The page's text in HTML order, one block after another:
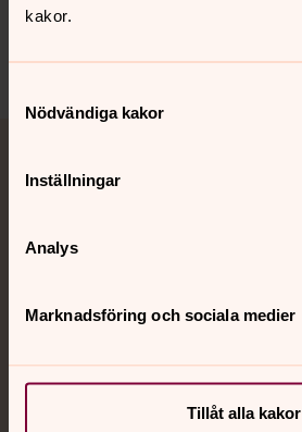
kakor.
Nödvändiga kakor
Inställningar
Analys
Marknadsföring och sociala medier
Tillåt alla kakor
Dela
Tillbaka till toppen
Tillbaka till innehållet
Jourhavande präst
med en präst på kvällar och nätter.
Chatt